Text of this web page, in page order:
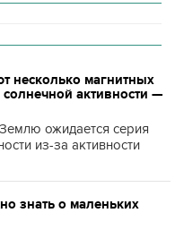
несколько магнитных
активности —
ожидается серия
из-за активности
знать о маленьких